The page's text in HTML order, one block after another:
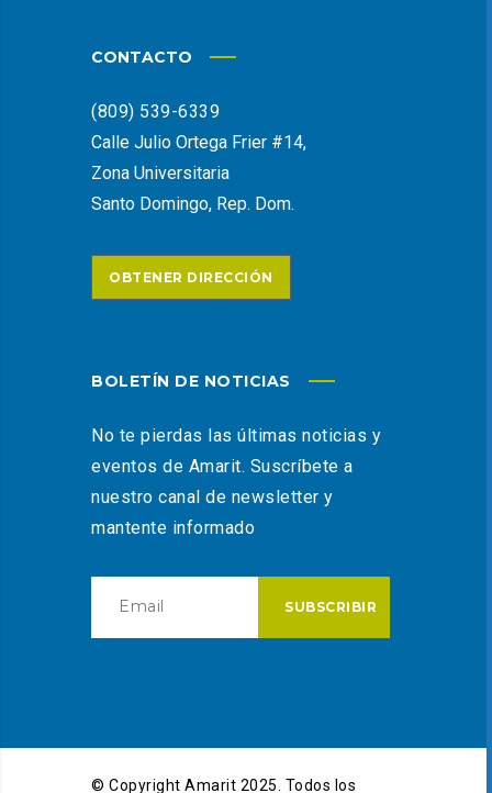
CONTACTO
(809) 539-6339
Calle Julio Ortega Frier #14,
Zona Universitaria
Santo Domingo, Rep. Dom.
OBTENER DIRECCIÓN
BOLETÍN DE NOTICIAS
No te pierdas las últimas noticias y
eventos de Amarit. Suscríbete a
nuestro canal de newsletter y
mantente informado
© Copyright Amarit 2025. Todos los